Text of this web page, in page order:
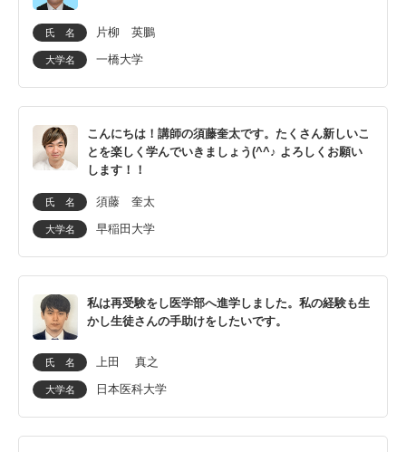
氏 名 片柳 英鵬
大学名 一橋大学
こんにちは！講師の須藤奎太です。たくさん新しいこ
とを楽しく学んでいきましょう(^^♪ よろしくお願い
します！！
氏 名 須藤 奎太
大学名 早稲田大学
私は再受験をし医学部へ進学しました。私の経験も生
かし生徒さんの手助けをしたいです。
氏 名 上田 真之
大学名 日本医科大学